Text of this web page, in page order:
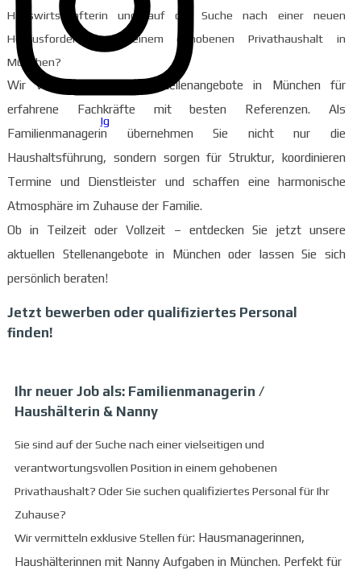
Hauswirtschafterin und auf der Suche nach einer neuen
Herausforderung in einem gehobenen Privathaushalt in
München?
Wir vermitteln exklusive Stellenangebote in München für
erfahrene Fachkräfte mit besten Referenzen. Als
Familienmanagerin übernehmen Sie nicht nur die
Haushaltsführung, sondern sorgen für Struktur, koordinieren
Termine und Dienstleister und schaffen eine harmonische
Atmosphäre im Zuhause der Familie.
Ob in Teilzeit oder Vollzeit – entdecken Sie jetzt unsere
aktuellen Stellenangebote in München oder lassen Sie sich
persönlich beraten!
Jetzt bewerben oder qualifiziertes Personal
finden!
Ihr neuer Job als: Familienmanagerin /
Haushälterin & Nanny
Sie sind auf der Suche nach einer vielseitigen und
verantwortungsvollen Position in einem gehobenen
Privathaushalt? Oder Sie suchen qualifiziertes Personal für Ihr
Zuhause?
Wir vermitteln exklusive Stellen für: Hausmanagerinnen,
Haushälterinnen mit Nanny Aufgaben in München. Perfekt für
Ig